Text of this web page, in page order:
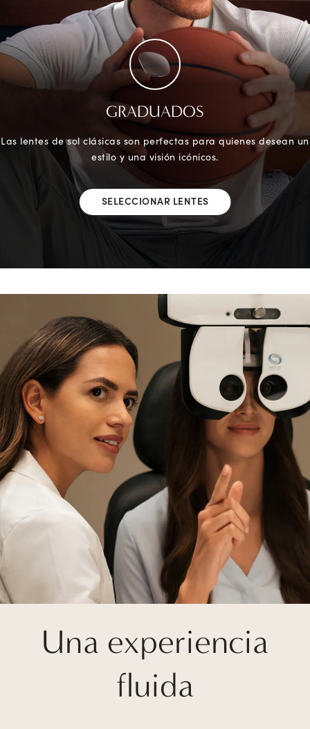
GRADUADOS
Las lentes de sol clásicas son perfectas para quienes desean un
estilo y una visión icónicos.
SELECCIONAR LENTES
Una experiencia
fluida